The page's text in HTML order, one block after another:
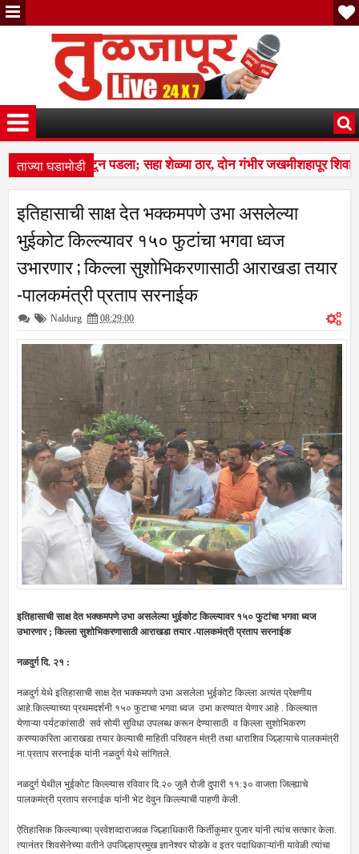
ताज्या घडामोडी
शेळ्यांवर तुटून पडला; सहा शेळ्या ठार, दोन गंभीर जखमीशहापूर
देतो' म्हणत १७ लाखांचा गंडा; तुळजापूर तालुक्यातील दाम्पत्याची आर्थिक
शेळ्यांवर तुटून पडला; सहा शेळ्या ठार, दोन गंभीर जखमीशहापूर
इतिहासाची साक्ष देत भक्कमपणे उभा असलेल्या
भुईकोट किल्ल्यावर १५० फुटांचा भगवा ध्वज
उभारणार ; किल्ला सुशोभिकरणासाठी आराखडा तयार
-पालकमंत्री प्रताप सरनाईक
Naldurg 08:29:00
इतिहासाची साक्ष देत भक्कमपणे उभा असलेल्या भुईकोट किल्ल्यावर १५० फुटांचा भगवा ध्वज
उभारणार ; किल्ला सुशोभिकरणासाठी आराखडा तयार -पालकमंत्री प्रताप सरनाईक
नळदुर्ग दि. २१ :
नळदुर्ग येथे इतिहासाची साक्ष देत भक्कमपणे उभा असलेला भुईकोट किल्ला अत्यंत प्रेक्षणीय
आहे.किल्ल्याच्या प्रथमदर्शनी १५० फुटाचा भगवा ध्वज उभा करण्यात येणार आहे . किल्ल्यात
येणाऱ्या पर्यटकांसाठी सर्व सोयी सुविधा उपलब्ध करून देण्यासाठी व किल्ला सुशोभिकरण
करण्याकरिता आराखडा तयार केल्याची माहिती परिवहन मंत्री तथा धाराशिव जिल्हायाचे पालकमंत्री
ना.प्रताप सरनाईक यांनी नळदुर्ग येथे सांगितले.
नळदुर्ग येथील भुईकोट किल्ल्यास रविवार दि.२० जुलै रोजी दुपारी ११:३० वाजता जिल्ह्याचे
पालकमंत्री प्रताप सरनाईक यांनी भेट देवुन किल्ल्याची पाहणी केली.
ऐतिहासिक किल्ल्याच्या प्रवेशव्दाराजवळ जिल्हाधिकारी किर्तीकुमार पुजार यांनी त्यांच सत्कार केला.
त्यानंतर शिवसेनेच्या वतीने उपजिल्हाप्रमुख ज्ञानेश्वर घोडके व इतर पदाधिकाऱ्यांनी यावेळी त्यांचा